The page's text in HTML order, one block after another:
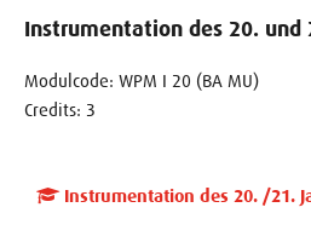
Instrumentation des 20. und
Modulcode: WPM I 20 (BA MU)
Credits: 3
Instrumentation des 20. /21.